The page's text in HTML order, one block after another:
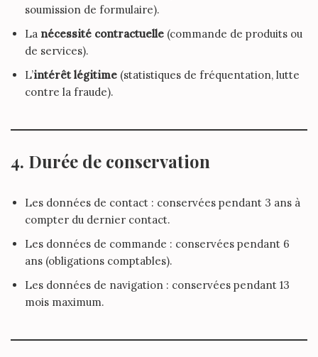
soumission de formulaire).
La nécessité contractuelle (commande de produits ou
de services).
L’intérêt légitime (statistiques de fréquentation, lutte
contre la fraude).
4. Durée de conservation
Les données de contact : conservées pendant 3 ans à
compter du dernier contact.
Les données de commande : conservées pendant 6
ans (obligations comptables).
Les données de navigation : conservées pendant 13
mois maximum.